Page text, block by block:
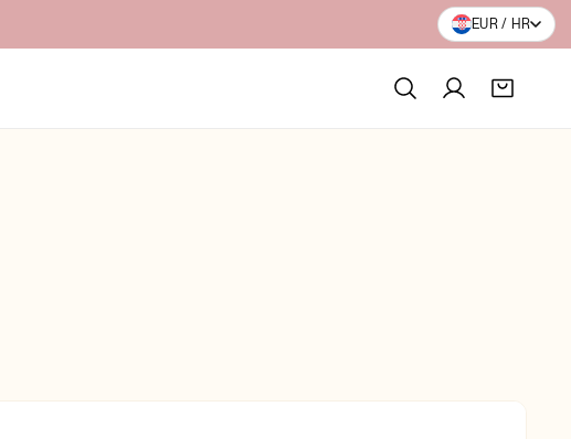
BESPLATNA DOSTAVA PREKO 100€
EUR / HR